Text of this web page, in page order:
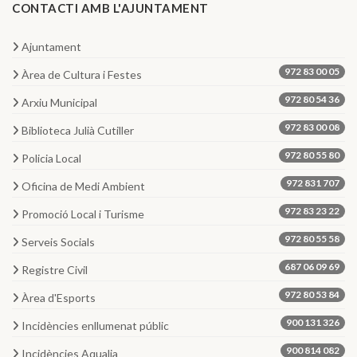
CONTACTI AMB L'AJUNTAMENT
Ajuntament
Àrea de Cultura i Festes 972 83 00 05
Arxiu Municipal 972 80 54 36
Biblioteca Julià Cutiller 972 83 00 08
Policia Local 972 80 55 80
Oficina de Medi Ambient 972 831 707
Promoció Local i Turisme 972 83 23 22
Serveis Socials 972 80 55 58
Registre Civil 687 06 09 69
Àrea d'Esports 972 80 53 84
Incidències enllumenat públic 900 131 326
Incidències Aqualia 900 814 082